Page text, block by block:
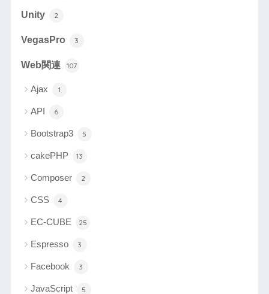
Unity 2
VegasPro 3
Web関連 107
Ajax 1
API 6
Bootstrap3 5
cakePHP 13
Composer 2
CSS 4
EC-CUBE 25
Espresso 3
Facebook 3
JavaScript 5